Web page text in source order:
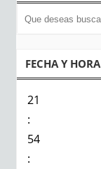
FECHA Y HORA
21
:
54
: